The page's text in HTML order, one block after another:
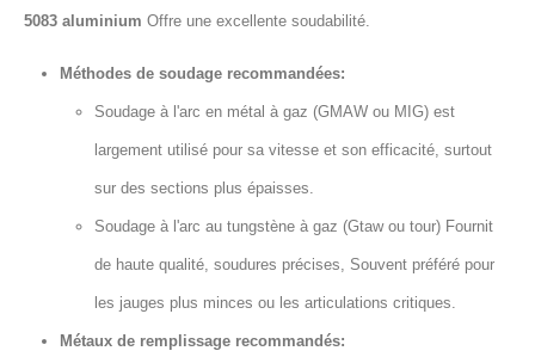
5083 aluminium Offre une excellente soudabilité.
Méthodes de soudage recommandées:
Soudage à l'arc en métal à gaz (GMAW ou MIG) est
largement utilisé pour sa vitesse et son efficacité, surtout
sur des sections plus épaisses.
Soudage à l'arc au tungstène à gaz (Gtaw ou tour) Fournit
de haute qualité, soudures précises, Souvent préféré pour
les jauges plus minces ou les articulations critiques.
Métaux de remplissage recommandés: